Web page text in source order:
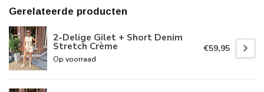
Gerelateerde producten
2-Delige Gilet + Short Denim
Stretch Crème
Op voorraad
€59,95